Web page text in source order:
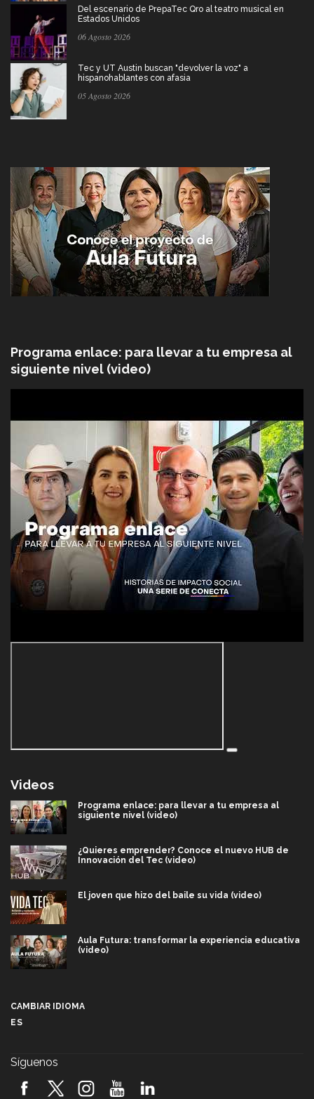
Del escenario de PrepaTec Qro al teatro musical en
Estados Unidos
06 Agosto 2026
Tec y UT Austin buscan "devolver la voz" a
hispanohablantes con afasia
05 Agosto 2026
Programa enlace: para llevar a tu empresa al
siguiente nivel (video)
Videos
Programa enlace: para llevar a tu empresa al
siguiente nivel (video)
¿Quieres emprender? Conoce el nuevo HUB de
Innovación del Tec (video)
El joven que hizo del baile su vida (video)
Aula Futura: transformar la experiencia educativa
(video)
2026! (video)
CAMBIAR IDIOMA
ES
Síguenos